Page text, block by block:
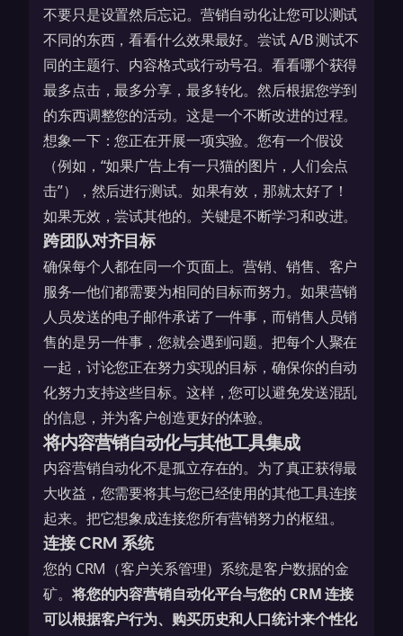
不要只是设置然后忘记。营销自动化让您可以测试
不同的东西，看看什么效果最好。尝试 A/B 测试不
同的主题行、内容格式或行动号召。看看哪个获得
最多点击，最多分享，最多转化。然后根据您学到
的东西调整您的活动。这是一个不断改进的过程。
想象一下：您正在开展一项实验。您有一个假设
（例如，“如果广告上有一只猫的图片，人们会点
击”），然后进行测试。如果有效，那就太好了！
如果无效，尝试其他的。关键是不断学习和改进。
跨团队对齐目标
确保每个人都在同一个页面上。营销、销售、客户
服务—他们都需要为相同的目标而努力。如果营销
人员发送的电子邮件承诺了一件事，而销售人员销
售的是另一件事，您就会遇到问题。把每个人聚在
一起，讨论您正在努力实现的目标，确保你的自动
化努力支持这些目标。这样，您可以避免发送混乱
的信息，并为客户创造更好的体验。
将内容营销自动化与其他工具集成
内容营销自动化不是孤立存在的。为了真正获得最
大收益，您需要将其与您已经使用的其他工具连接
起来。把它想象成连接您所有营销努力的枢纽。
连接 CRM 系统
您的 CRM（客户关系管理）系统是客户数据的金
矿。将您的内容营销自动化平台与您的 CRM 连接
可以根据客户行为、购买历史和人口统计来个性化